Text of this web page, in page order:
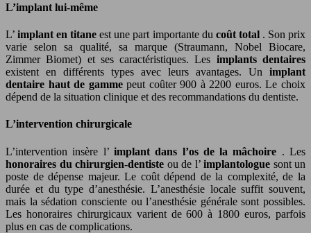
L’implant lui-même
L’implant en titaneest une part importante du coût total . Son prix
varie selon sa qualité, sa marque (Straumann, Nobel Biocare,
Zimmer Biomet) et ses caractéristiques. Les implants dentaires
existent en différents types avec leurs avantages. Un implant
dentaire haut de gammepeut coûter 900 à 2200 euros. Le choix
dépend de la situation clinique et des recommandations du dentiste.
L’intervention chirurgicale
L’intervention insère l’ implant dans l’os de la mâchoire . Les
honoraires du chirurgien-dentiste ou de l’ implantologue sont un
poste de dépense majeur. Le coût dépend de la complexité, de la
durée et du type d’anesthésie. L’anesthésie locale suffit souvent,
mais la sédation consciente ou l’anesthésie générale sont possibles.
Les honoraires chirurgicaux varient de 600 à 1800 euros, parfois
plus en cas de complications.